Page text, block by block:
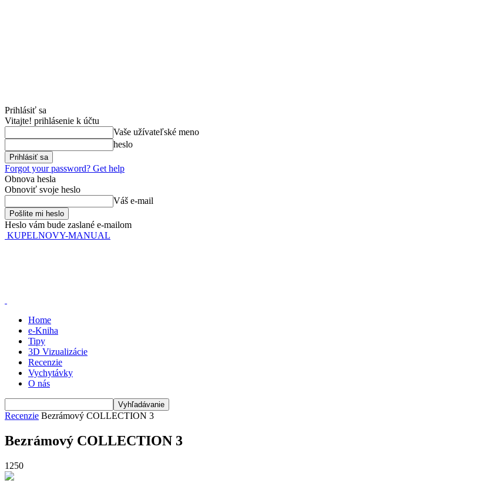
Prihlásiť sa
Vitajte! prihlásenie k účtu
Vaše užívateľské meno
heslo
Forgot your password? Get help
Obnova hesla
Obnoviť svoje heslo
Váš e-mail
Heslo vám bude zaslané e-mailom
KUPELNOVY-MANUAL
Home
e-Kniha
Tipy
3D Vizualizácie
Recenzie
Vychytávky
O nás
Recenzie Bezrámový COLLECTION 3
Bezrámový COLLECTION 3
1250